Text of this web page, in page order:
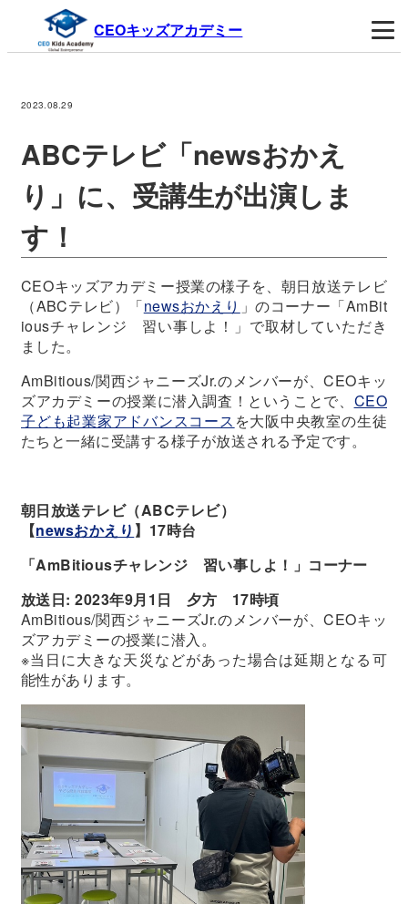
CEOキッズアカデミー
2023.08.29
ABCテレビ「newsおかえ
り」に、受講生が出演しま
す！
CEOキッズアカデミー授業の様子を、朝日放送テレビ
（ABCテレビ）「newsおかえり 」のコーナー「AmBit
iousチャレンジ 習い事しよ！」で取材していただき
ました。
AmBitious/関西ジャニーズJr.のメンバーが、CEOキッ
ズアカデミーの授業に潜入調査！ということで、 CEO
子ども起業家アドバンスコース を大阪中央教室の生徒
たちと一緒に受講する様子が放送される予定です。
朝日放送テレビ（ABCテレビ）
【newsおかえり 】17時台
「AmBitiousチャレンジ 習い事しよ！」コーナー
放送日: 2023年9月1日 夕方 17時頃
AmBitious/関西ジャニーズJr.のメンバーが、CEOキッ
ズアカデミーの授業に潜入。
※当日に大きな天災などがあった場合は延期となる可
能性があります。